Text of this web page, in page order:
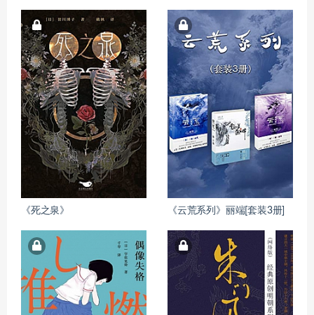
《死之泉》 《云荒系列》丽端[套装3册]